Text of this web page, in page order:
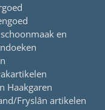
en
Haakgaren
Fryslân artikelen